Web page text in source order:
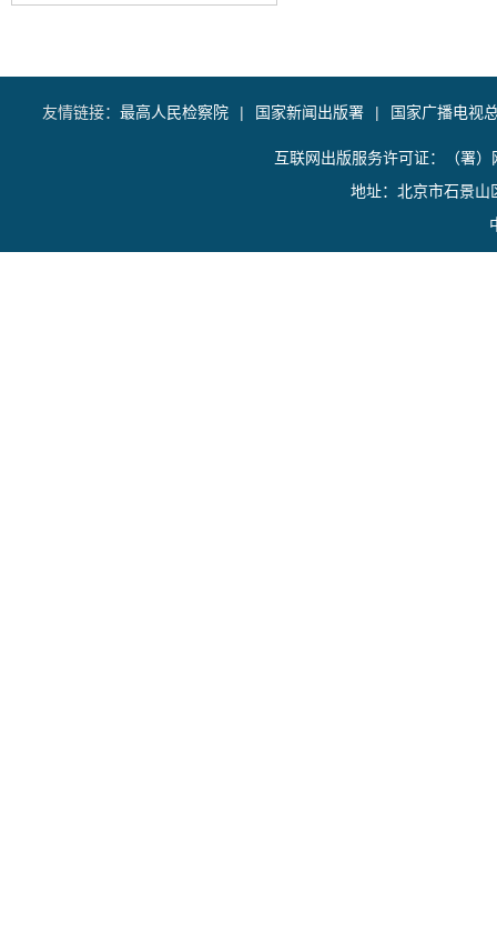
友情链接： 最高人民检察院 | 国家新闻出版署 | 国家广播电视
互联网出版服务许可证：（署
地址：北京市石景